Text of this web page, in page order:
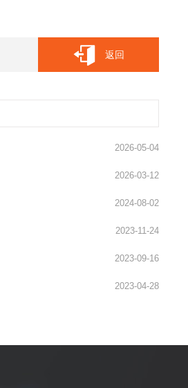
返回
2026-05-04
2026-03-12
2024-08-02
2023-11-24
2023-09-16
2023-04-28